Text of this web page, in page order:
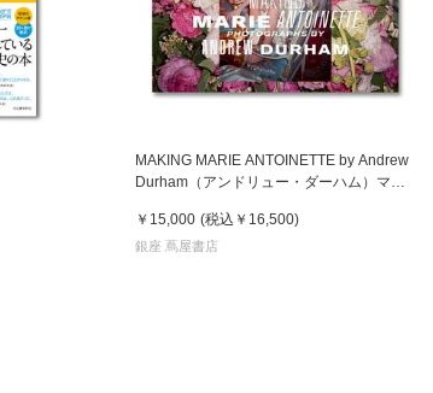
MAKING MARIE ANTOINETTE by Andrew
Durham（アンドリュー・ダーハム）マリ
￥15,000 (税込 ￥16,500)
銀座 蔦屋書店